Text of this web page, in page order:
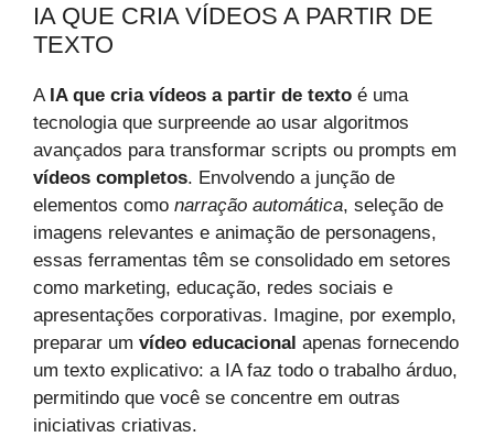
IA QUE CRIA VÍDEOS A PARTIR DE
TEXTO
A IA que cria vídeos a partir de texto é uma
tecnologia que surpreende ao usar algoritmos
avançados para transformar scripts ou prompts em
vídeos completos. Envolvendo a junção de
elementos como narração automática, seleção de
imagens relevantes e animação de personagens,
essas ferramentas têm se consolidado em setores
como marketing, educação, redes sociais e
apresentações corporativas. Imagine, por exemplo,
preparar um vídeo educacional apenas fornecendo
um texto explicativo: a IA faz todo o trabalho árduo,
permitindo que você se concentre em outras
iniciativas criativas.